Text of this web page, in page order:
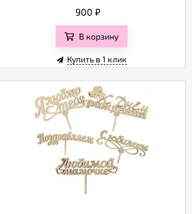
900 ₽
В корзину
Купить в 1 клик